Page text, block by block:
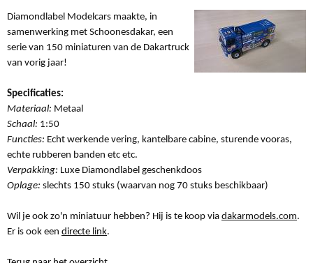
Diamondlabel Modelcars maakte, in
samenwerking met Schoonesdakar, een
serie van 150 miniaturen van de Dakartruck
van vorig jaar!
Specificaties:
Materiaal: Metaal
Schaal: 1:50
Functies: Echt werkende vering, kantelbare cabine, sturende vooras,
echte rubberen banden etc etc.
Verpakking: Luxe Diamondlabel geschenkdoos
Oplage: slechts 150 stuks (waarvan nog 70 stuks beschikbaar)
Wil je ook zo'n miniatuur hebben? Hij is te koop via dakarmodels.com.
Er is ook een directe link.